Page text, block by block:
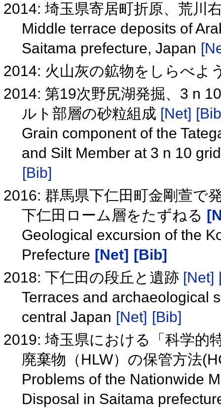
2014: 埼玉県寄居町折原、荒川
Middle terrace deposits of
Saitama prefecture, Japan
2014: 火山灰の鉱物をしらべよ
2014: 第19次野尻湖発掘、3 n
ルト部層の砂粒組成 [Net]
Grain component of the
and Silt Member at 3 n 10
[Bib]
2016: 群馬県下仁田町金剛萱で
下仁田ローム層をたずねる
Geological excursion of the
Prefecture [Net]
[Bib]
2018: 下仁田の段丘と遺跡 [Net]
Terraces and archaeological
central Japan [Net] [Bib]
2019: 埼玉県における「科学的
廃棄物（HLW）の保管方法
Problems of the Nationwide
Disposal in Saitama